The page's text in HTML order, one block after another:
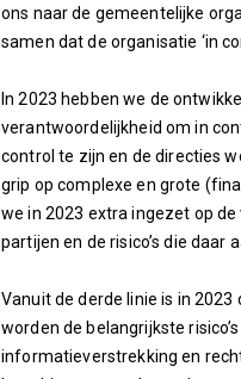
ons naar de gemeentelijke
samen dat de organisatie ‘in
In 2023 hebben we de
verantwoordelijkheid om in
control te zijn en de directies
grip op complexe en grote
we in 2023 extra ingezet op
partijen en de risico’s die daar
Vanuit de derde linie is in
worden de belangrijkste
informatieverstrekking en